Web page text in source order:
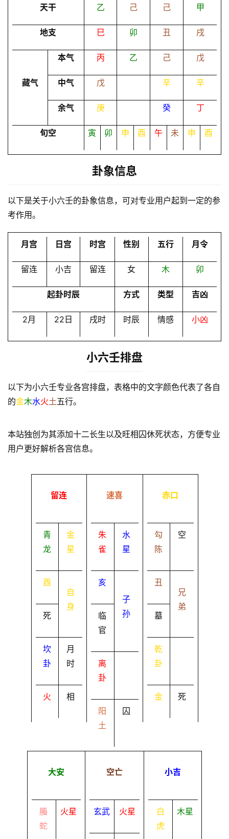
登录 注册
天干 乙 己 己 甲
地支 巳 卯 丑 戌
本气 丙 乙 己 戊
藏气 中气 戊 辛 辛
余气 庚 癸 丁
旬空 寅 卯 申 酉 午 未 申 酉
卦象信息
以下是关于小六壬的卦象信息，可对专业用户起到一定的参
考作用。
月宫 日宫 时宫 性别 五行 月令
留连 小吉 留连 女 木 卯
起卦时辰 方式 类型 吉凶
2月 22日 戌时 时辰 情感 小凶
小六壬排盘
以下为小六壬专业各宫排盘，表格中的文字颜色代表了各自
的金木水火土五行。
本站独创为其添加十二长生以及旺相囚休死状态，方便专业
用户更好解析各宫信息。
留连
青
龙
金
星
酉
死
自
身
坎
卦
月
时
火 相
速喜
朱
雀
水
星
亥
临
官
子
孙
离
卦
阳
土
囚
赤口
勾
陈
空
丑
墓
兄
弟
乾
卦
金 死
大安
螣
蛇
火星
空亡
玄武 火星
小吉
白
虎
木星